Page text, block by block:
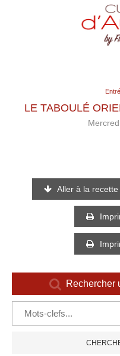
LE TABOULÉ
Aller à la recette
Rechercher